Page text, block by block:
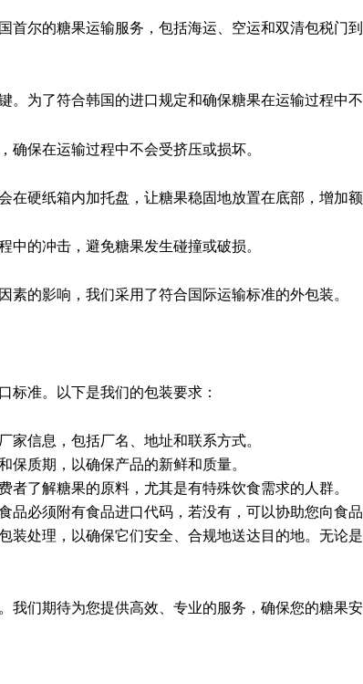
首尔的糖果运输服务，包括海运、空运和双清包税
为了符合韩国的进口规定和确保糖果在运输过程中
保在运输过程中不会受挤压或损坏。
硬纸箱内加托盘，让糖果稳固地放置在底部，增加额
的冲击，避免糖果发生碰撞或破损。
的影响，我们采用了符合国际运输标准的外包装。
标准。以下是我们的包装要求：
信息，包括厂名、地址和联系方式。
质期，以确保产品的新鲜和质量。
了解糖果的原料，尤其是有特殊饮食需求的人群。
必须附有食品进口代码，若没有，可以协助您向食品
装处理，以确保它们安全、合规地送达目的地。无
们期待为您提供高效、专业的服务，确保您的糖果